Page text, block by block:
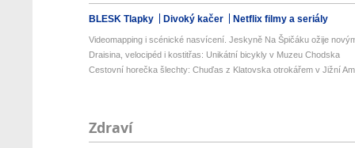
BLESK Tlapky Divoký kačer Netflix filmy a seriály
Videomapping i scénické nasvícení. Jeskyně Na Špičáku ožije
Draisina, velocipéd i kostitřas: Unikátní bicykly v Muzeu Chodska
Cestovní horečka šlechty: Chuďas z Klatovska otrokářem v Jižní
Zdraví